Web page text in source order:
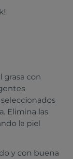
grasa con
Elimina las
la piel
y con buena